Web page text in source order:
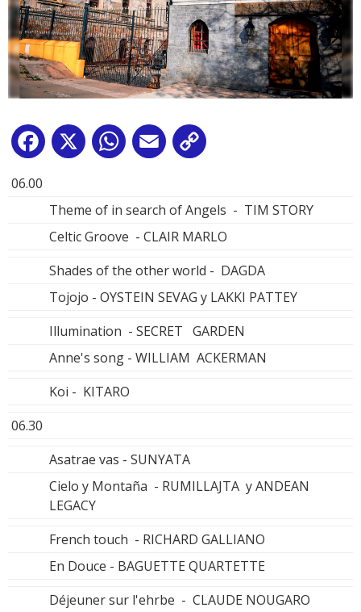
Facebook
X WhatsApp
Email
06.00
Theme of in search of Angels - TIM STORY
Celtic Groove - CLAIR MARLO
Shades of the other world - DAGDA
Tojojo - OYSTEIN SEVAG y LAKKI PATTEY
Illumination - SECRET GARDEN
Anne's song - WILLIAM ACKERMAN
Koi - KITARO
06.30
Asatrae vas - SUNYATA
Cielo y Montaña - RUMILLAJTA y ANDEAN
LEGACY
French touch - RICHARD GALLIANO
En Douce - BAGUETTE QUARTETTE
Déjeuner sur l'ehrbe - CLAUDE NOUGARO